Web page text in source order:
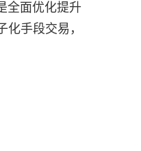
全面优化提升
手段交易，